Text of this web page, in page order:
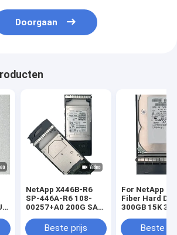
Doorgaan
NetApp X446B-R6
SP-446A-R6 108-
00257+A0 200G SAS
446A-R6Beste prijs
For NetApp
Fiber Hard
300GB 15K
Beste